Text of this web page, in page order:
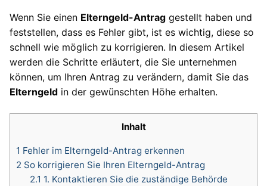
Wenn Sie einen Elterngeld-Antrag gestellt haben und
feststellen, dass es Fehler gibt, ist es wichtig, diese so
schnell wie möglich zu korrigieren. In diesem Artikel
werden die Schritte erläutert, die Sie unternehmen
können, um Ihren Antrag zu verändern, damit Sie das
Elterngeld in der gewünschten Höhe erhalten.
Inhalt
1 Fehler im Elterngeld-Antrag erkennen
2 So korrigieren Sie Ihren Elterngeld-Antrag
2.1 1. Kontaktieren Sie die zuständige Behörde